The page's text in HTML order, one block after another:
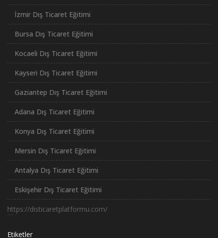
İzmir Dış Ticaret Eğitimi
Bursa Dış Ticaret Eğitimi
Kocaeli Dış Ticaret Eğitimi
Kayseri Dış Ticaret Eğitimi
Gaziantep Dış Ticaret Eğitimi
Adana Dış Ticaret Eğitimi
Konya Dış Ticaret Eğitimi
Mersin Dış Ticaret Eğitimi
Antalya Dış Ticaret Eğitimi
Eskişehir Dış Ticaret Eğitimi
https://disticaretplatformu.com/
Etiketler